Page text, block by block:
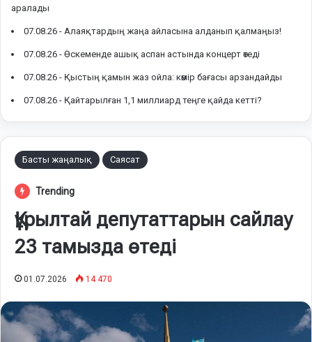
Басты жаңалық Саясат
Trending
Құрылтай депутаттарын сайлау
23 тамызда өтеді
01.07.2026 14 470
аралады
07.08.26 - Алаяқтардың жаңа айласына алданып қалмаңыз!
07.08.26 - Өскеменде ашық аспан астында концерт өтеді
07.08.26 - Қыстың қамын жаз ойла: көмір бағасы арзандайды
07.08.26 - Қайтарылған 1,1 миллиард теңге қайда кетті?